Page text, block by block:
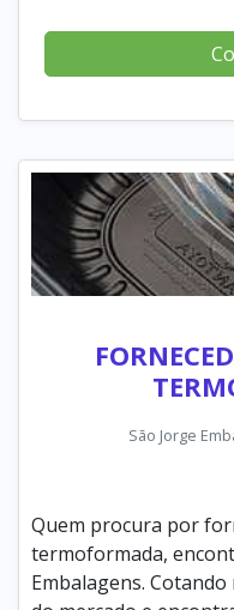
São Jorge
Quem procura por
termoformada,
Embalagens.